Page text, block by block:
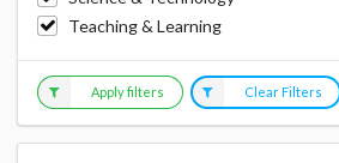
Teaching & Learning
Apply filters Clear Filters